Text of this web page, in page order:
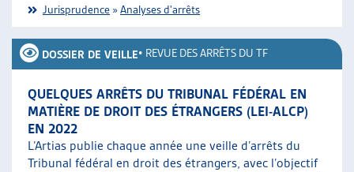
Jurisprudence »Analyses d'arrêts
DOSSIER DE VEILLE• REVUE DES ARRÊTS DU TF
QUELQUES ARRÊTS DU TRIBUNAL FÉDÉRAL EN
MATIÈRE DE DROIT DES ÉTRANGERS (LEI-ALCP)
EN 2022
L’Artias publie chaque année une veille d’arrêts du
Tribunal fédéral en droit des étrangers, avec l’objectif